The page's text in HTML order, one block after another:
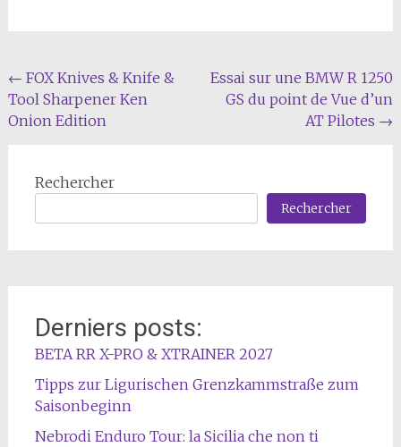
Navigation
de
← FOX Knives & Knife &
Tool Sharpener Ken
Onion Edition
Essai sur une BMW R 1250
GS du point de Vue d’un
AT Pilotes →
Rechercher
Rechercher
Derniers posts:
BETA RR X-PRO & XTRAINER 2027
Tipps zur Ligurischen Grenzkammstraße zum
Saisonbeginn
Nebrodi Enduro Tour: la Sicilia che non ti